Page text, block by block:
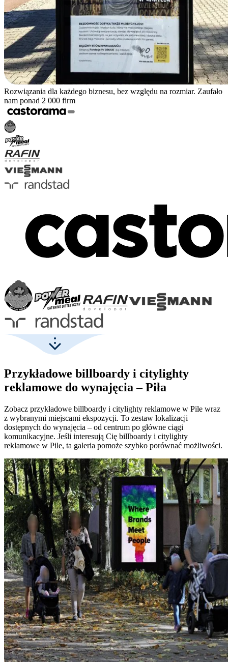
Rozwiązania dla każdego biznesu, bez względu na rozmiar. Zaufało
nam ponad 2 000 firm
Przykładowe billboardy i citylighty
reklamowe do wynajęcia – Piła
Zobacz przykładowe billboardy i citylighty reklamowe w Pile wraz
z wybranymi miejscami ekspozycji. To zestaw lokalizacji
dostępnych do wynajęcia – od centrum po główne ciągi
komunikacyjne. Jeśli interesują Cię billboardy i citylighty
reklamowe w Pile, ta galeria pomoże szybko porównać możliwości.